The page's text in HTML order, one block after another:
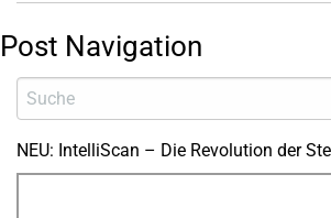
Post Navigation
NEU: IntelliScan – Die Revolution der